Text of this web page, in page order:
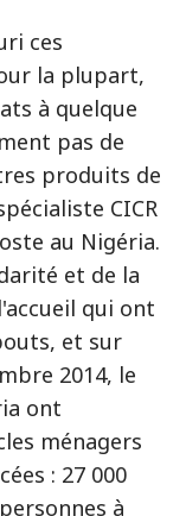
ces
la plupart,
à quelque
pas de
produits de
CICR
au Nigéria.
et de la
qui ont
et sur
2014, le
ont
ménagers
: 27 000
à